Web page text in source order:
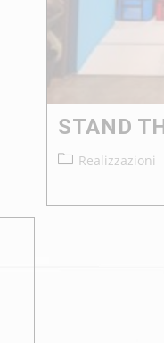
STAND
Realizzazioni